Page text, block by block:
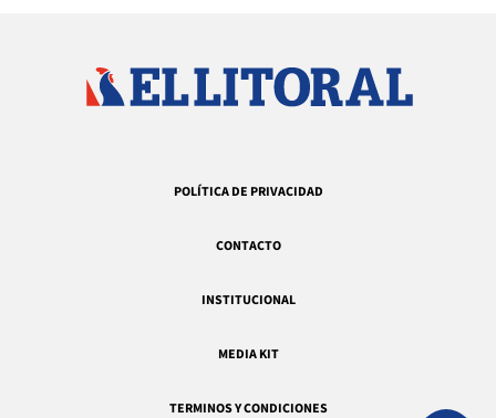
POLÍTICA DE PRIVACIDAD
CONTACTO
INSTITUCIONAL
MEDIA KIT
TERMINOS Y CONDICIONES